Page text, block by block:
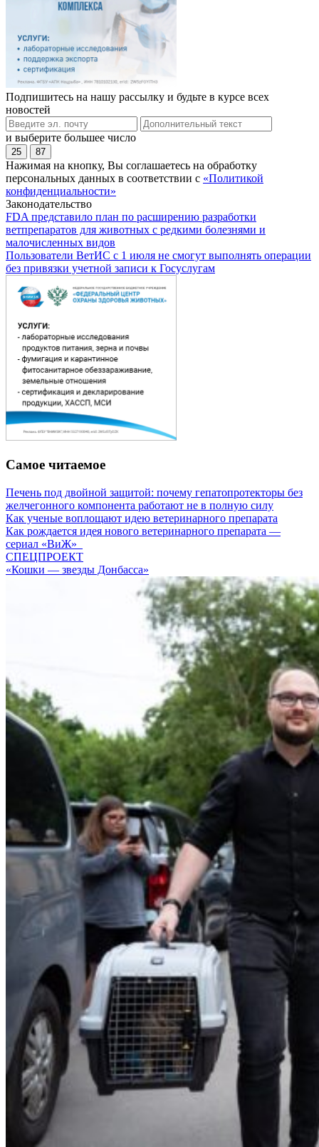
Подпишитесь на нашу рассылку и будьте в курсе всех
новостей
и выберите большее число
25 87
Нажимая на кнопку, Вы соглашаетесь на обработку
персональных данных в соответствии с «Политикой
конфиденциальности»
Законодательство
FDA представило план по расширению разработки
ветпрепаратов для животных с редкими болезнями и
малочисленных видов
Пользователи ВетИС с 1 июля не смогут выполнять операции
без привязки учетной записи к Госуслугам
Самое читаемое
Печень под двойной защитой: почему гепатопротекторы без
желчегонного компонента работают не в полную силу
Как ученые воплощают идею ветеринарного препарата
Как рождается идея нового ветеринарного препарата —
сериал «ВиЖ»
СПЕЦПРОЕКТ
«Кошки — звезды Донбасса»